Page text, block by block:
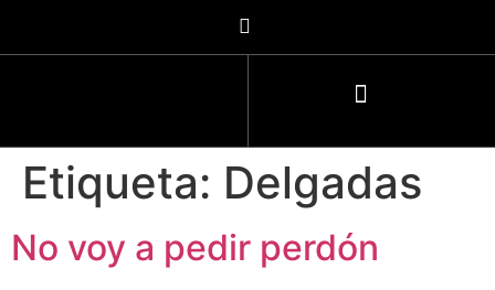
Etiqueta: Delgadas
No voy a pedir perdón